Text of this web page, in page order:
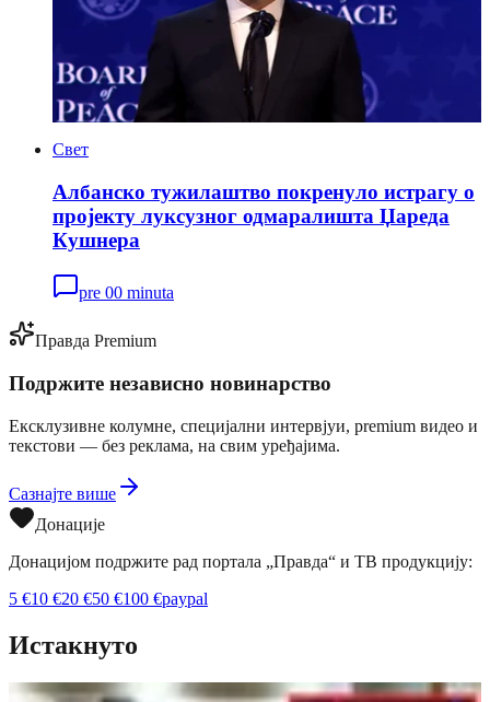
Свет
Албанско тужилаштво покренуло истрагу о
пројекту луксузног одмаралишта Џареда
Кушнера
pre 00 minuta
Правда Premium
Подржите независно новинарство
Ексклузивне колумне, специјални интервјуи, premium видео и
текстови — без реклама, на свим уређајима.
Сазнајте више
Донације
Донацијом подржите рад портала „Правда“ и ТВ продукцију:
5 €10 €20 €50 €100 €paypal
Истакнуто